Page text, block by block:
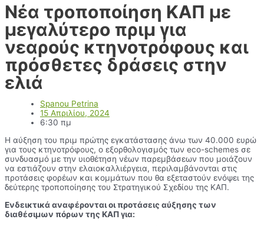
Νέα τροποποίηση ΚΑΠ με
μεγαλύτερο πριμ για
νεαρούς κτηνοτρόφους και
πρόσθετες δράσεις στην
ελιά
Spanou Petrina
15 Απριλίου, 2024
6:30 πμ
Η αύξηση του πριµ πρώτης εγκατάστασης άνω των 40.000 ευρώ
για τους κτηνοτρόφους, ο εξορθολογισµός των eco-schemes σε
συνδυασµό µε την υιοθέτηση νέων παρεµβάσεων που µοιάζουν
να εστιάζουν στην ελαιοκαλλιέργεια, περιλαµβάνονται στις
προτάσεις φορέων και κοµµάτων που θα εξεταστούν ενόψει της
δεύτερης τροποποίησης του Στρατηγικού Σχεδίου της ΚΑΠ.
Ενδεικτικά αναφέρονται οι προτάσεις αύξησης των
διαθέσιµων πόρων της ΚΑΠ για: